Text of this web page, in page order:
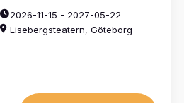
2026-11-15 - 2027-05-22
Lisebergsteatern, Göteborg